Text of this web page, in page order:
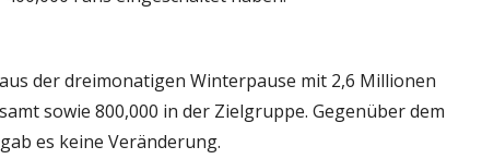
der dreimonatigen Winterpause mit 2,6 Millionen
sowie 800,000 in der Zielgruppe. Gegenüber dem
es keine Veränderung.